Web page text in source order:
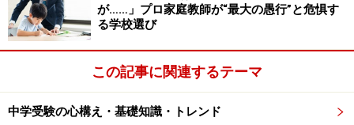
が……」プロ家庭教師が“最大の愚行”と危惧す
る学校選び
この記事に関連するテーマ
中学受験の心構え・基礎知識・トレンド